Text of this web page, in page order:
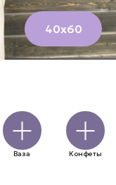
40х60
Ваза Конфеты